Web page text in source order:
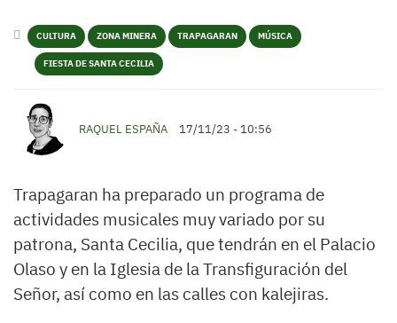
CULTURA ZONA MINERA TRAPAGARAN MÚSICA
FIESTA DE SANTA CECILIA
RAQUEL ESPAÑA 17/11/23 - 10:56
Trapagaran ha preparado un programa de
actividades musicales muy variado por su
patrona, Santa Cecilia, que tendrán en el Palacio
Olaso y en la Iglesia de la Transfiguración del
Señor, así como en las calles con kalejiras.